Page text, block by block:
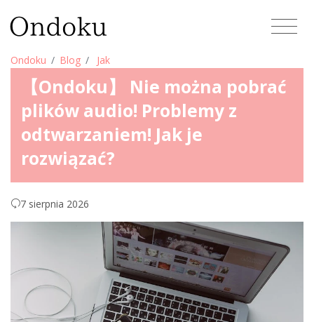
Ondoku Blog Jak
【Ondoku】 Nie można pobrać
plików audio! Problemy z
odtwarzaniem! Jak je
rozwiązać?
7 sierpnia 2026